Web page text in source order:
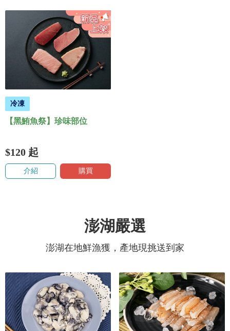
冷凍
【黑鮪魚祭】珍味部位
$120 起
介紹 購買
澎湖嚴選
澎湖在地鮮漁獲，產地現挑送到家